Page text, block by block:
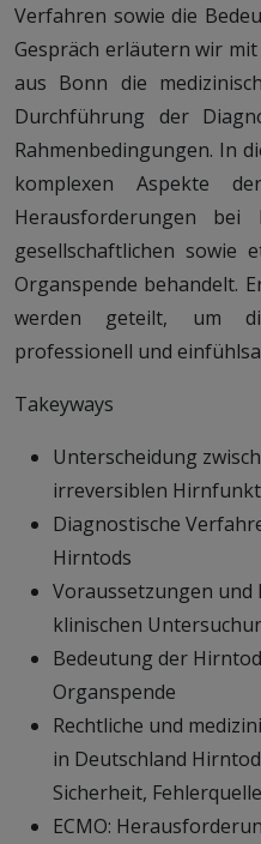
Verfahren sowie die
Gespräch erläutern wir mit
aus Bonn die
Durchführung der
Rahmenbedingungen. In
komplexen Aspekte
Herausforderungen bei
gesellschaftlichen sowie
Organspende behandelt.
werden geteilt, um
professionell und
Takeyways
Unterscheidung
irreversiblen
Diagnostische
Hirntods
Voraussetzungen
klinischen
Bedeutung der
Organspende
Rechtliche und
in Deutschland
Sicherheit,
ECMO: